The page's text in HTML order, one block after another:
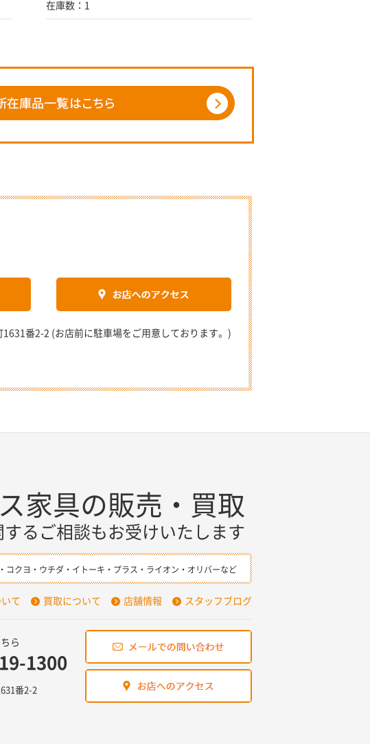
在庫数：1
番2-2 (お店前に駐車場をご用意しております。)
家具の販売・買取
るご相談もお受けいたします
コクヨ・ウチダ・イトーキ・プラス・ライオン・オリバーなど
て 買取について 店舗情報 スタッフブログ
ら
1300
番2-2